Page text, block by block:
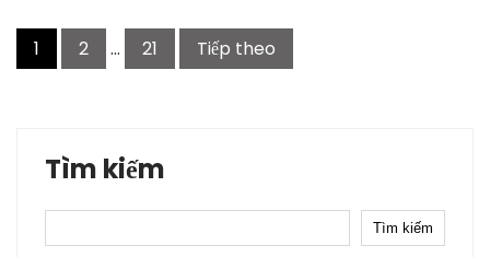
Điều
hướng
1 2 … 21 Tiếp theo
Tìm kiếm
Tìm kiếm